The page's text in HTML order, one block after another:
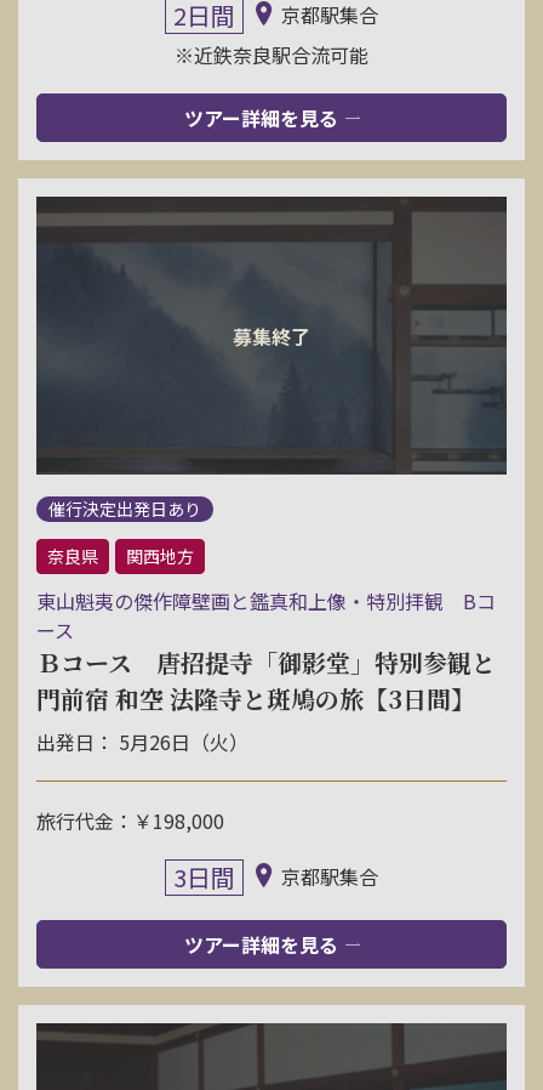
2日間
京都駅集合
※近鉄奈良駅合流可能
ツアー詳細を見る
催行決定出発日あり
奈良県
関西地方
東山魁夷の傑作障壁画と鑑真和上像・特別拝観 Bコ
ース
Ｂコース 唐招提寺「御影堂」特別参観と
門前宿 和空 法隆寺と斑鳩の旅【3日間】
出発日： 5月26日（火）
旅行代金：￥198,000
3日間 京都駅集合
ツアー詳細を見る